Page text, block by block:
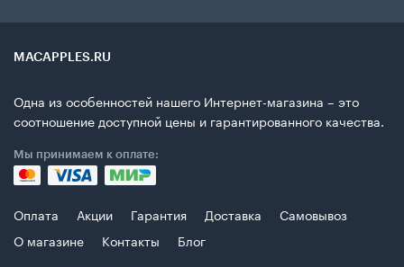
MACAPPLES.RU
Одна из особенностей нашего Интернет-магазина – это
соотношение доступной цены и гарантированного качества.
Мы принимаем к оплате:
Оплата Акции Гарантия Доставка
Самовывоз
О магазине
Контакты
Блог